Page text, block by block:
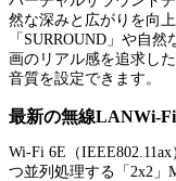
然な深みと広がりを向
「SURROUND」や自
画のリアル感を追求し
音質を設定できます。
最新の無線LANWi-
Wi-Fi 6E（
つ並列処理する「2x2」